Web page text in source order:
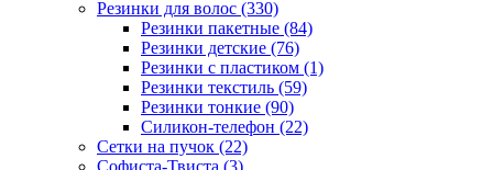
Резинки для волос (330)
Резинки пакетные (84)
Резинки детские (76)
Резинки с пластиком (1)
Резинки текстиль (59)
Резинки тонкие (90)
Силикон-телефон (22)
Сетки на пучок (22)
Софиста-Твиста (3)